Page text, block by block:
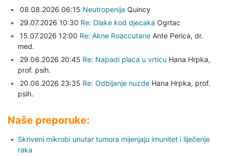
08.08.2026 06:15 Neutropenija Quincy
29.07.2026 10:30 Re: Dlake kod djecaka Ogrtac
15.07.2026 12:00 Re: Akne Roaccutane Ante Perica, dr.
med.
29.06.2026 20:45 Re: Napadi placa u vrticu Hana Hrpka,
prof. psih.
20.06.2026 23:35 Re: Odbijanje nuzde Hana Hrpka, prof.
psih.
Naše preporuke:
Skriveni mikrobi unutar tumora mijenjaju imunitet i liječenje
raka